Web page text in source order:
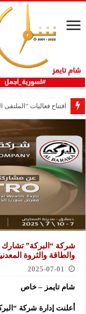
افتتاح فعاليات
شركة “البركة”
والطاقة والثروة
2025-07-01
شام تايمز – خاص
أعلنت إدارة شركة